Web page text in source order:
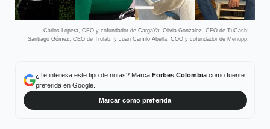
Carlos Lopera, CEO y cofundador de CargaYa; Olivia González, CEO de TuCash;
Santiago Gómez, CEO de Trulab, y Juan Camilo Abella, COO y cofundador de Menüpp.
¿Te interesa este tipo de notas? Marca Forbes Colombiacomo fuente
preferida en Google.
Marcar como preferida